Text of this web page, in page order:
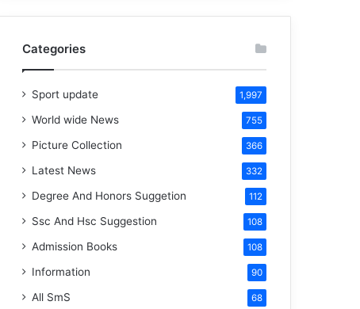
Categories
Sport update 1,997
World wide News 755
Picture Collection 366
Latest News 332
Degree And Honors Suggetion 112
Ssc And Hsc Suggestion 108
Admission Books 108
Information 90
All SmS 68